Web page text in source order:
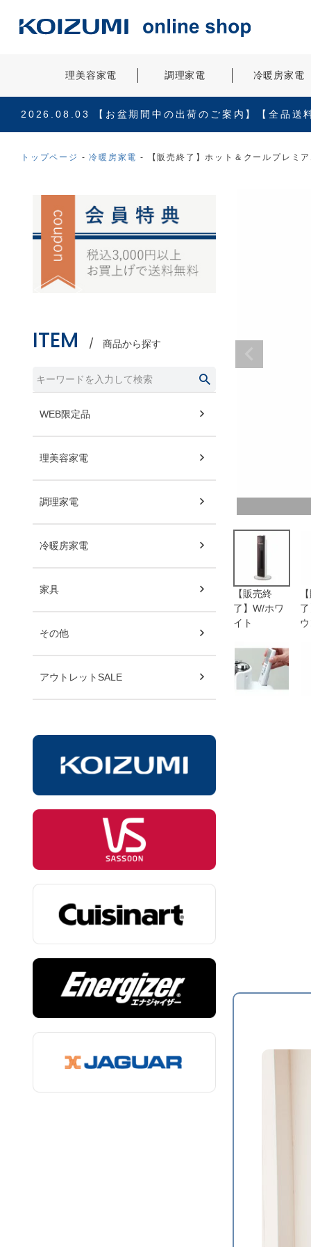
理美容家電 調理家電 冷暖房家電
2026.08.03 【お盆期間中の出荷のご案内】【全品送
トップページ 冷暖房家電 【販売終了】ホット＆クールプレミ
ITEM 商品から探す
WEB限定品
理美容家電
調理家電
冷暖房家電
家具
その他
アウトレットSALE
【販売終
了】W/ホワ
イト